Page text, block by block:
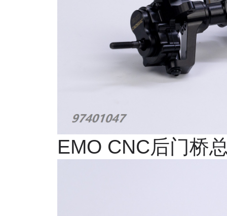
EMO CNC后门桥